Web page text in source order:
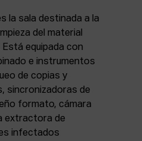
la sala destinada a la
del material
equipada con
e instrumentos
de copias y
sincronizadoras de
formato, cámara
extractora de
infectados